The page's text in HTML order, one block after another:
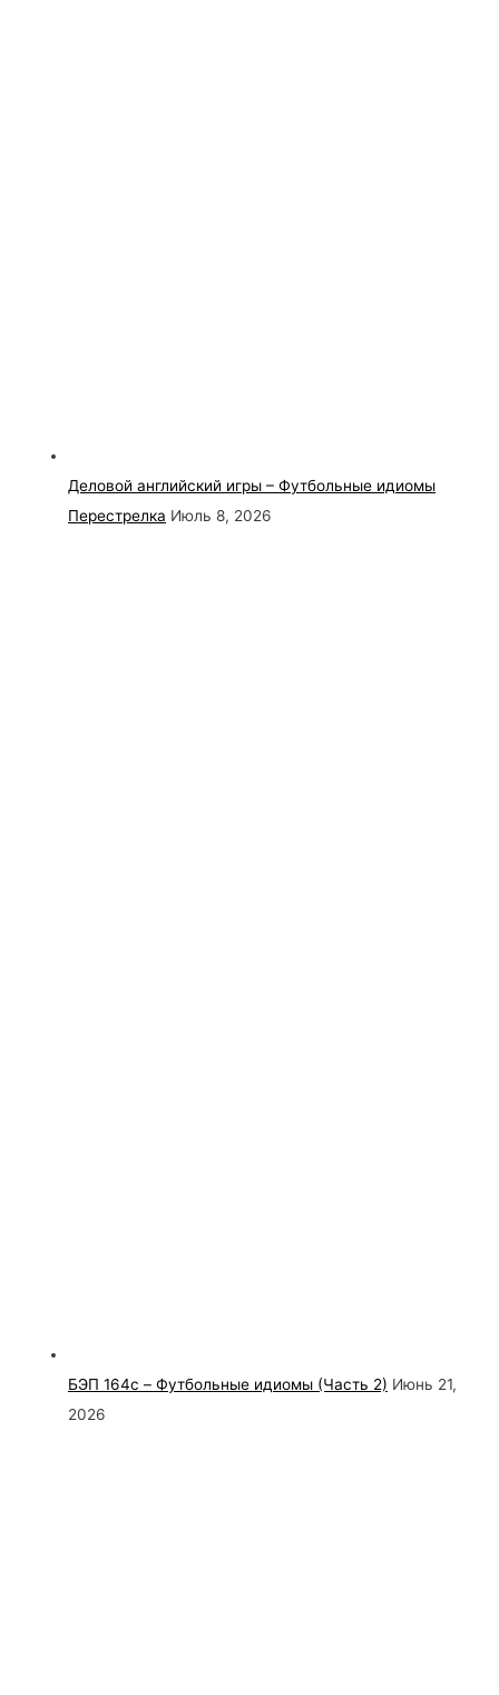
Деловой английский игры – Футбольные идиомы
Перестрелка Июль 8, 2026
БЭП 164c – Футбольные идиомы (Часть 2) Июнь 21,
2026